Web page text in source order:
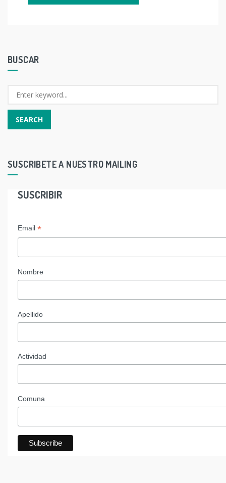
BUSCAR
SUSCRIBETE A NUESTRO MAILING
SUSCRIBIR
Email *
Nombre
Apellido
Actividad
Comuna